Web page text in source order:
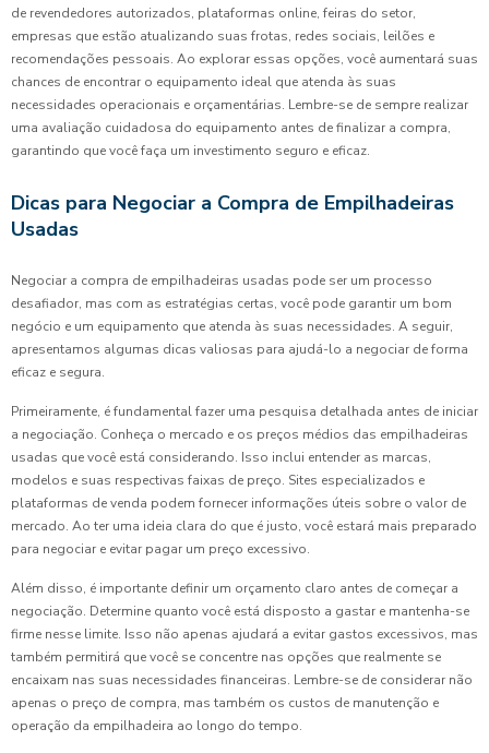
de revendedores autorizados, plataformas online, feiras do setor,
empresas que estão atualizando suas frotas, redes sociais, leilões e
recomendações pessoais. Ao explorar essas opções, você aumentará suas
chances de encontrar o equipamento ideal que atenda às suas
necessidades operacionais e orçamentárias. Lembre-se de sempre realizar
uma avaliação cuidadosa do equipamento antes de finalizar a compra,
garantindo que você faça um investimento seguro e eficaz.
Dicas para Negociar a Compra de Empilhadeiras
Usadas
Negociar a compra de empilhadeiras usadas pode ser um processo
desafiador, mas com as estratégias certas, você pode garantir um bom
negócio e um equipamento que atenda às suas necessidades. A seguir,
apresentamos algumas dicas valiosas para ajudá-lo a negociar de forma
eficaz e segura.
Primeiramente, é fundamental fazer uma pesquisa detalhada antes de iniciar
a negociação. Conheça o mercado e os preços médios das empilhadeiras
usadas que você está considerando. Isso inclui entender as marcas,
modelos e suas respectivas faixas de preço. Sites especializados e
plataformas de venda podem fornecer informações úteis sobre o valor de
mercado. Ao ter uma ideia clara do que é justo, você estará mais preparado
para negociar e evitar pagar um preço excessivo.
Além disso, é importante definir um orçamento claro antes de começar a
negociação. Determine quanto você está disposto a gastar e mantenha-se
firme nesse limite. Isso não apenas ajudará a evitar gastos excessivos, mas
também permitirá que você se concentre nas opções que realmente se
encaixam nas suas necessidades financeiras. Lembre-se de considerar não
apenas o preço de compra, mas também os custos de manutenção e
operação da empilhadeira ao longo do tempo.